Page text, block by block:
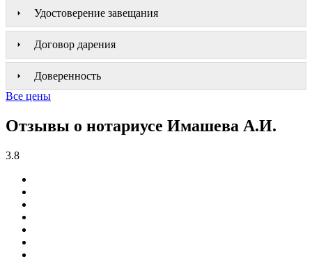
Удостоверение завещания
Договор дарения
Доверенность
Все цены
Отзывы о нотариусе Имашева А.И.
3.8